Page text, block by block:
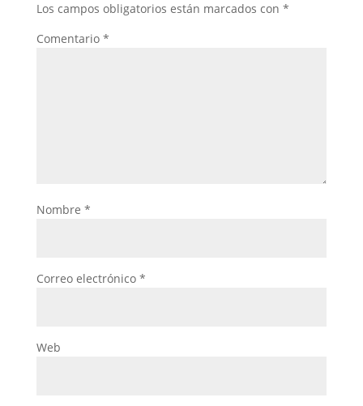
Los campos obligatorios están marcados con *
Comentario *
Nombre *
Correo electrónico *
Web